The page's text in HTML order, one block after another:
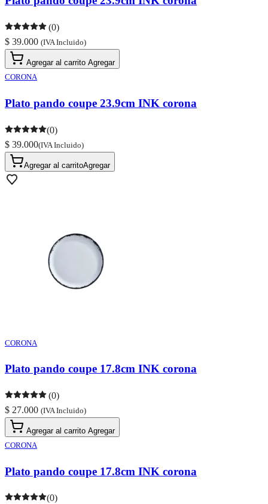
(0)
$ 39.000 (IVA Incluido)
Agregar al carrito Agregar
CORONA
Plato pando coupe 23.9cm INK corona
(0)
$ 39.000(IVA Incluido)
Agregar al carritoAgregar
CORONA
Plato pando coupe 17.8cm INK corona
(0)
$ 27.000 (IVA Incluido)
Agregar al carrito Agregar
CORONA
Plato pando coupe 17.8cm INK corona
(0)